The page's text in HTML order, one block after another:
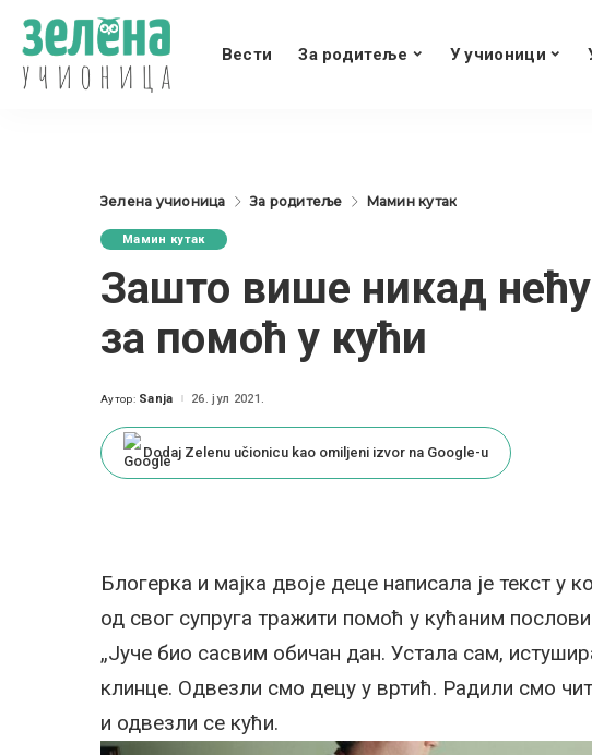
Вести За родитеље У учионици
Зелена учионица За родитеље Мамин кутак
Мамин кутак
Зашто више никад
за помоћ у кући
Posted
Аутор: Sanja 26. јул 2021.
Dodaj Zelenu učionicu kao omiljeni izvor na Google-u
Блогерка и мајка двоје деце написала је текст у
од свог супруга тражити помоћ у кућаним
„Јуче био сасвим обичан дан. Устала сам,
клинце. Одвезли смо децу у вртић. Радили смо
и одвезли се кући.